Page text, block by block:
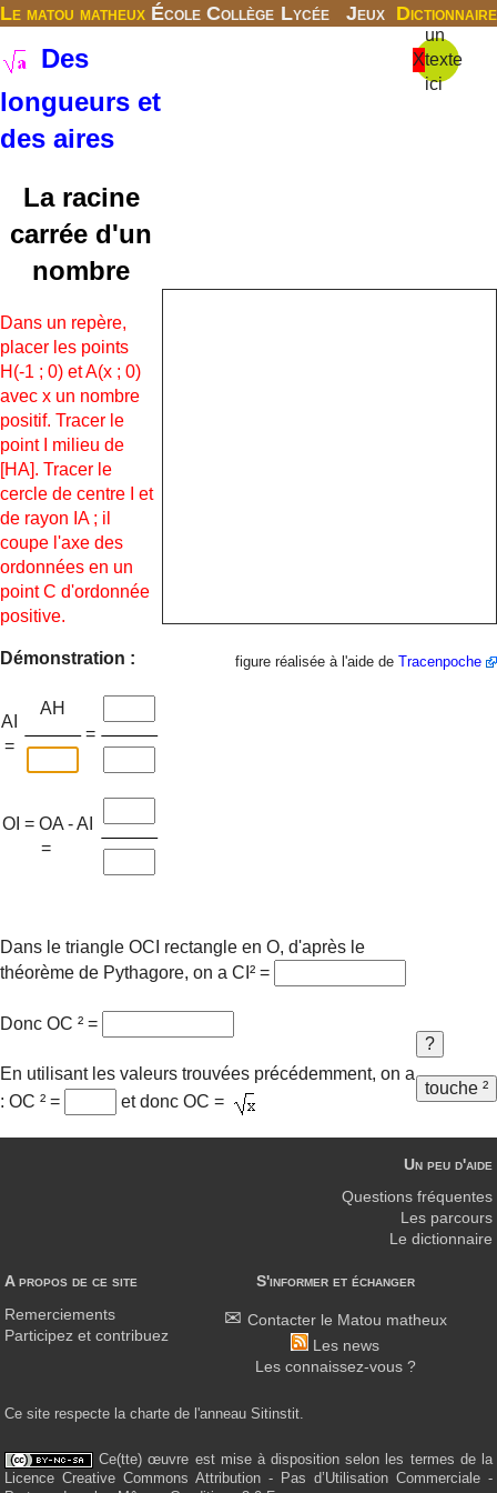
Le matou matheux École Collège Lycée Jeux Dictionnaire
X
un
texte
ici
Des
longueurs et
des aires
La racine
carrée d'un
nombre
Dans un repère,
placer les points
H(-1 ; 0) et A(x ; 0)
avec x un nombre
positif. Tracer le
point I milieu de
[HA]. Tracer le
cercle de centre I et
de rayon IA ; il
coupe l'axe des
ordonnées en un
point C d'ordonnée
positive.
Démonstration :
AI
=
AH
=
OI = OA - AI
=
figure réalisée à l'aide de Tracenpoche
Dans le triangle OCI rectangle en O, d'après le
théorème de Pythagore, on a CI² =
Donc OC ² =
En utilisant les valeurs trouvées précédemment, on a
: OC ² =
et donc OC =
A propos de ce site
Remerciements
Participez et contribuez
S'informer et échanger
Contacter le Matou matheux
Les news
Les connaissez-vous ?
Un peu d'aide
Questions fréquentes
Les parcours
Le dictionnaire
Ce site respecte la charte de l'anneau Sitinstit.
Ce(tte) œuvre est mise à disposition selon les termes de la
Licence Creative Commons Attribution - Pas d’Utilisation Commerciale -